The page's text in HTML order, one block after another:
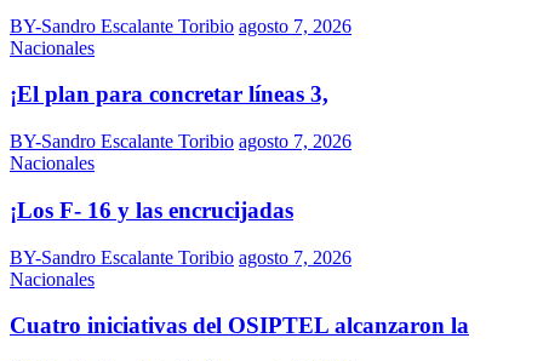
BY-Sandro Escalante Toribio agosto 7, 2026
Nacionales
¡El plan para concretar líneas 3,
BY-Sandro Escalante Toribio agosto 7, 2026
Nacionales
¡Los F- 16 y las encrucijadas
BY-Sandro Escalante Toribio agosto 7, 2026
Nacionales
Cuatro iniciativas del OSIPTEL alcanzaron la